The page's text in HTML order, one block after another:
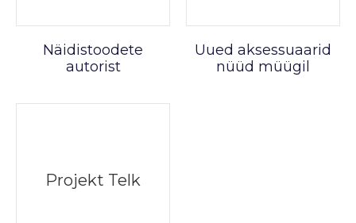
Näidistoodete
autorist
Uued aksessuaarid
nüüd müügil
Projekt Telk